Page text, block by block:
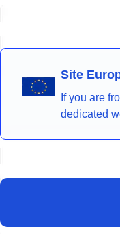
Site
If you are
dedicated